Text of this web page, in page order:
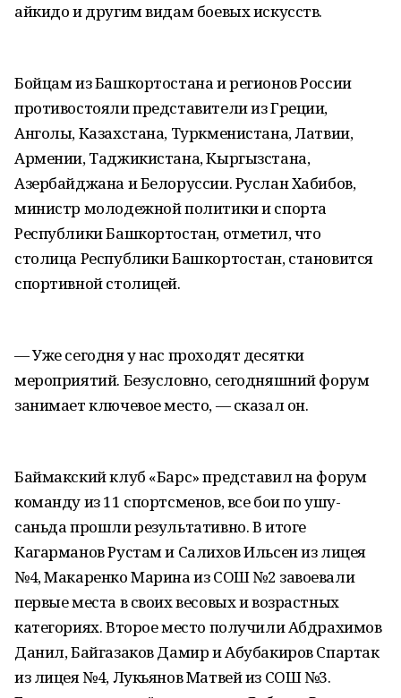
айкидо и другим видам боевых искусств.
Бойцам из Башкортостана и регионов России
противостояли представители из Греции,
Анголы, Казахстана, Туркменистана, Латвии,
Армении, Таджикистана, Кыргызстана,
Азербайджана и Белоруссии. Руслан Хабибов,
министр молодежной политики и спорта
Республики Башкортостан, отметил, что
столица Республики Башкортостан, становится
спортивной столицей.
— Уже сегодня у нас проходят десятки
мероприятий. Безусловно, сегодняшний форум
занимает ключевое место, — сказал он.
Баймакский клуб «Барс» представил на форум
команду из 11 спортсменов, все бои по ушу-
саньда прошли результативно. В итоге
Кагарманов Рустам и Салихов Ильсен из лицея
№4, Макаренко Марина из СОШ №2 завоевали
первые места в своих весовых и возрастных
категориях. Второе место получили Абдрахимов
Данил, Байгазаков Дамир и Абубакиров Спартак
из лицея №4, Лукьянов Матвей из СОШ №3.